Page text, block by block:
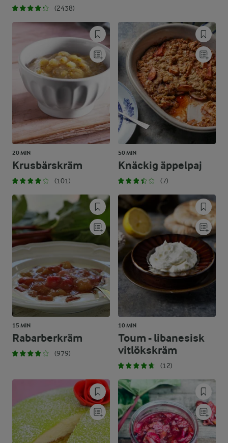
(2438)
20 MIN
Krusbärskräm
(101)
50 MIN
Knäckig äppelpaj
(7)
15 MIN
Rabarberkräm
(979)
10 MIN
Toum - libanesisk
vitlökskräm
(12)